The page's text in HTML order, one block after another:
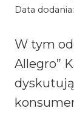
Data dodania:
W tym
Allegro”